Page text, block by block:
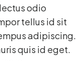
odio
tellus id sit
adipiscing.
quis id eget.